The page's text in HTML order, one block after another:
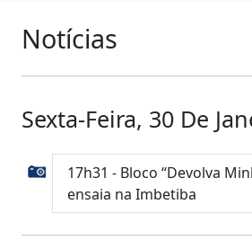
Notícias
Sexta-Feira, 30 De
17h31 - Bloco “Devolva
ensaia na Imbetiba